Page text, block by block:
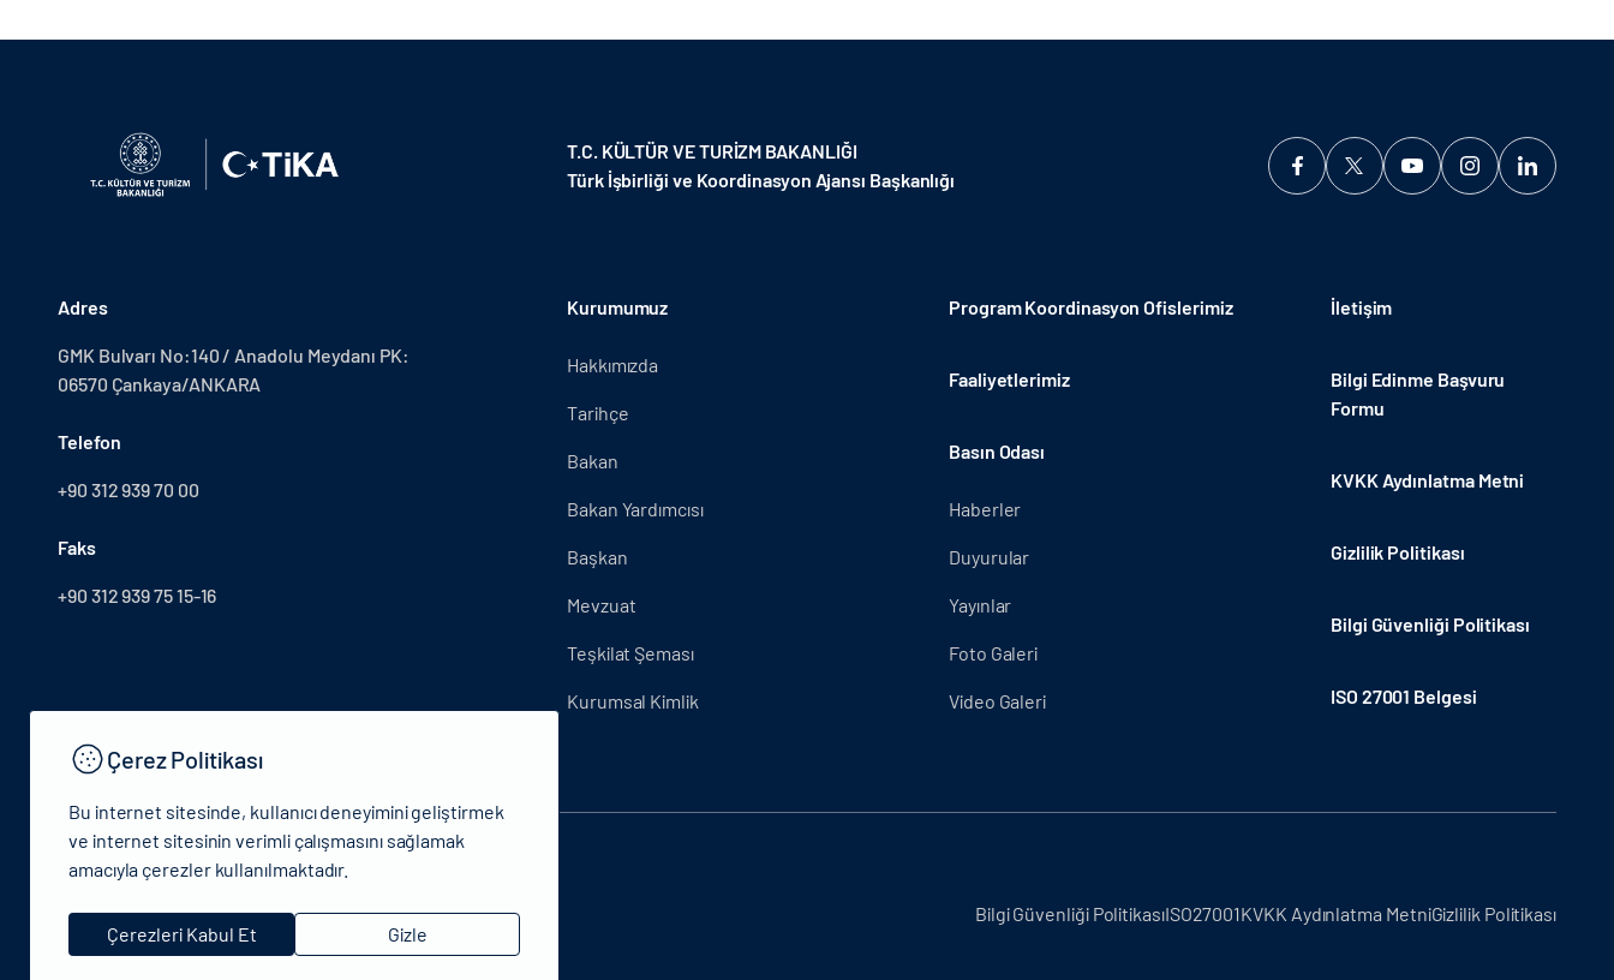
T.C. KÜLTÜR VE TURİZM BAKANLIĞI
Türk İşbirliği ve Koordinasyon Ajansı Başkanlığı
Adres
GMK Bulvarı No:140 / Anadolu Meydanı PK:
06570 Çankaya/ANKARA
Telefon
+90 312 939 70 00
Faks
+90 312 939 75 15-16
Kurumumuz
Hakkımızda
Tarihçe
Bakan
Bakan Yardımcısı
Başkan
Mevzuat
Teşkilat Şeması
Kurumsal Kimlik
Program Koordinasyon Ofislerimiz
Faaliyetlerimiz
Basın Odası
Haberler
Duyurular
Yayınlar
Foto Galeri
Video Galeri
İletişim
Bilgi Edinme Başvuru
Formu
KVKK Aydınlatma Metni
Gizlilik Politikası
Bilgi Güvenliği Politikası
ISO 27001 Belgesi
© 2024 T.C.Kültür ve Turizm Bakanlığı - Tüm hakları saklıdır. Bilgi Güvenliği PolitikasıISO27001KVKK Aydınlatma MetniGizlilik Politikası
Çerez Politikası
Bu internet sitesinde, kullanıcı deneyimini geliştirmek
ve internet sitesinin verimli çalışmasını sağlamak
amacıyla çerezler kullanılmaktadır.
Çerezleri Kabul Et Gizle